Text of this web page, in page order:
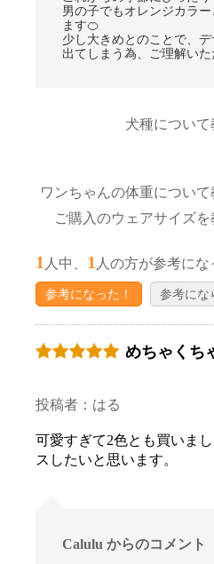
お買い物を続ける
男の子でもオレンジカラ
ます🍊
少し大きめとのことで、
出てしまう為、ご理解いた
犬種について
ワンちゃんの体重について
ご購入のウェアサイズを
1 人中、 1 人の方が参考にな
参考になった！ 参考にな
めちゃくち
投稿者：はる
可愛すぎて2色とも買いま
スしたいと思います。
Calulu からのコメント